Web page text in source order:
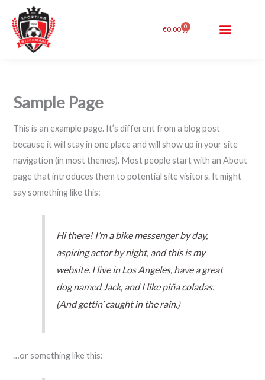
inhoud
naar
€0,00 0
Winkelwagen
Sample Page
This is an example page. It’s different from a blog post
because it will stay in one place and will show up in your site
navigation (in most themes). Most people start with an About
page that introduces them to potential site visitors. It might
say something like this:
Hi there! I’m a bike messenger by day,
aspiring actor by night, and this is my
website. I live in Los Angeles, have a great
dog named Jack, and I like piña coladas.
(And gettin’ caught in the rain.)
…or something like this: